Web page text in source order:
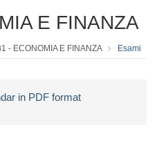
E FINANZA
- ECONOMIA E FINANZA Esami
in PDF format